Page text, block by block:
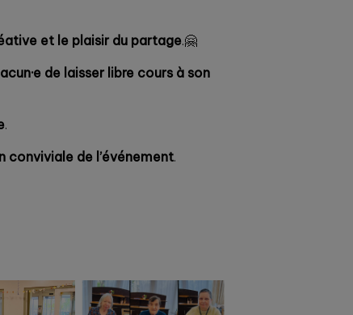
et le plaisir du partage.🤗
de laisser libre cours à son
.
conviviale de l’événement.